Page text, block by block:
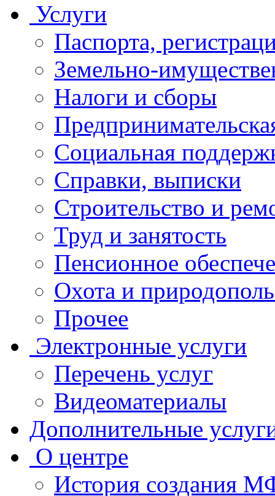
Услуги
Паспорта,
Земельно-
Налоги и сборы
Социальная
Справки, выписки
Строительство и
Труд и занятость
Пенсионное
Охота и
Прочее
Электронные услуги
Перечень услуг
Видеоматериалы
Дополнительные
О центре
История создания